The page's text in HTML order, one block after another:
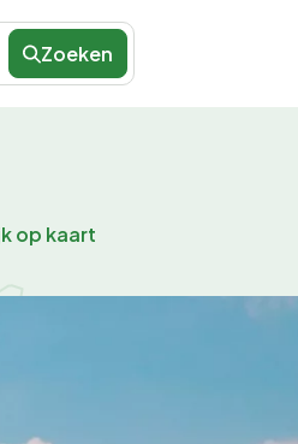
Zoeken
op kaart